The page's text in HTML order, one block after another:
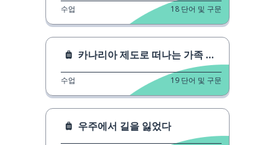
수업 18 단어 및 구문
카나리아 제도로 떠나는 가족 여행
수업 19 단어 및 구문
우주에서 길을 잃었다